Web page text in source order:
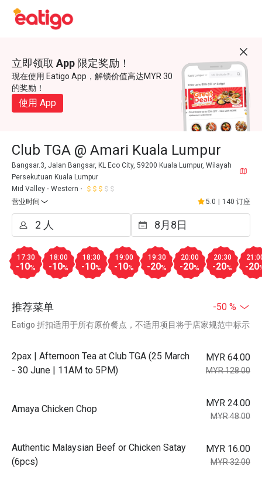
立即领取 App 限定奖励！
现在使用 Eatigo App，解锁价值高达MYR 30
的奖励！
使用 App
Club TGA @ Amari Kuala Lumpur
Bangsar.3, Jalan Bangsar, KL Eco City, 59200 Kuala Lumpur, Wilayah
Persekutuan Kuala Lumpur
Mid Valley
Western
营业时间
5.0 140 订座
17:30
-10%
18:00
-10%
18:30
-10%
19:00
-10%
19:30
-20%
20:00
-20%
20:30
-20% -20
推荐菜单 -50 %
Eatigo 折扣适用于所有原价餐点，不适用项目将于店家规范中标示
2pax | Afternoon Tea at Club TGA (25 March
- 30 June | 11AM to 5PM)
MYR 64.00
MYR 128.00
Amaya Chicken Chop
MYR 24.00
MYR 48.00
Authentic Malaysian Beef or Chicken Satay
(6pcs)
MYR 16.00
MYR 32.00